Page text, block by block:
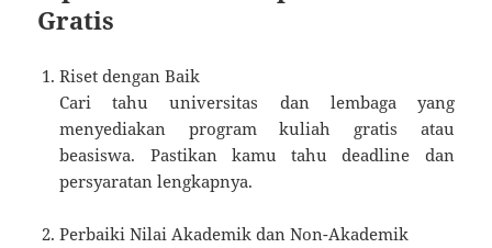
Gratis
Riset dengan Baik
Cari tahu universitas dan lembaga yang
menyediakan program kuliah gratis atau
beasiswa. Pastikan kamu tahu deadline dan
persyaratan lengkapnya.
Perbaiki Nilai Akademik dan Non-Akademik